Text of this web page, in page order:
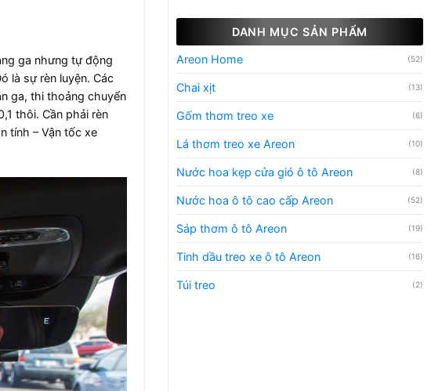
ga nhưng tự động
là sự rèn luyện. Các
ga, thi thoảng chuyển
thôi. Cần phải rèn
tính – Vận tốc xe
DANH MỤC SẢN PHẨM
Areon Home (52)
Chai xịt (13)
Gốm thơm treo xe (6)
Lá thơm treo xe Areon (10)
Nước hoa kẹp cửa gió ô tô Areon (8)
Nước hoa ô tô cao cấp Areon (52)
Sáp thơm ô tô Areon (19)
Tinh dầu treo xe ô tô Areon (16)
Túi treo (2)